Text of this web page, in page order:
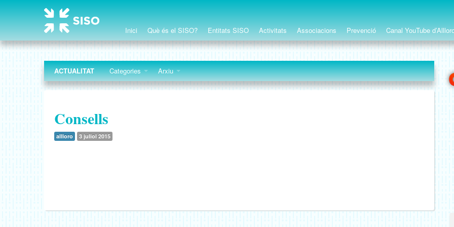
Inici Què és el SISO? Entitats SISO Activitats Associacions Prevenció Canal YouTube
ACTUALITAT Categories Arxiu
Consells
allloro 3 juliol 2015